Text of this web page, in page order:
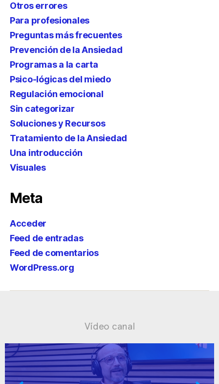
Otros errores
Para profesionales
Preguntas más frecuentes
Prevención de la Ansiedad
Programas a la carta
Psico-lógicas del miedo
Regulación emocional
Sin categorizar
Soluciones y Recursos
Tratamiento de la Ansiedad
Una introducción
Visuales
Meta
Acceder
Feed de entradas
Feed de comentarios
WordPress.org
Vídeo canal